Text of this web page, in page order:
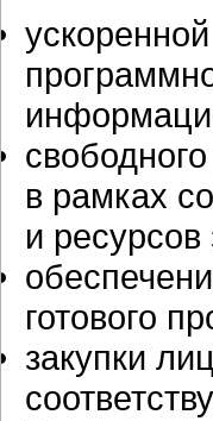
в рамках
и ресурсов
готового
закупки